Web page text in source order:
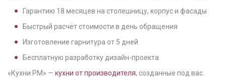
Гарантию 18 месяцев на столешницу, корпус и фасады
Быстрый расчёт стоимости в день обращения
Изготовление гарнитура от 5 дней
Бесплатную разработку дизайн-проекта
«Кухни РМ» — кухни от производителя, созданные под вас.